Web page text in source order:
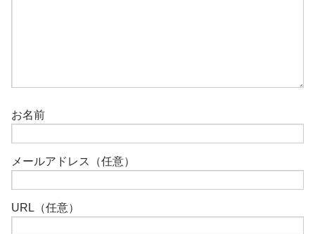
お名前
メールアドレス（任意）
URL（任意）